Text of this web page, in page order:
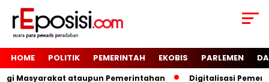
HOME POLITIK PEMERINTAH EKOBIS PARLEMEN
Masyarakat ataupun Pemerintahan Digitalisasi